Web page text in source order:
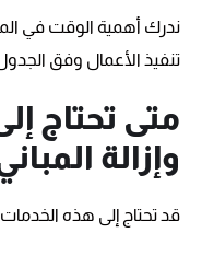
ندرك أهمية الوقت في
تنفيذ الأعمال وفق
متى تحتاج
وإزالة
قد تحتاج إلى هذه الخدمات